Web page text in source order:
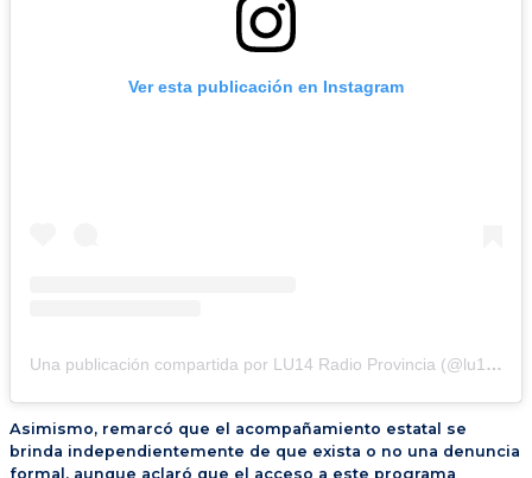
Ver esta publicación en Instagram
Una publicación compartida por LU14 Radio Provincia (@lu14radioprovinciasantacruz)
Asimismo, remarcó que el acompañamiento estatal se
brinda independientemente de que exista o no una denuncia
formal, aunque aclaró que el acceso a este programa